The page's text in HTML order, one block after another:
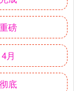
重磅
4月
彻底